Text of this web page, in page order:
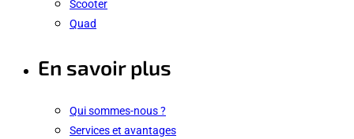
Scooter
Quad
En savoir plus
Qui sommes-nous ?
Services et avantages